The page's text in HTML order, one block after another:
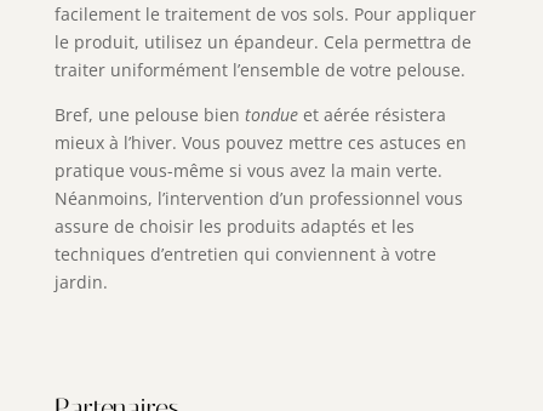
facilement le traitement de vos sols. Pour appliquer
le produit, utilisez un épandeur. Cela permettra de
traiter uniformément l’ensemble de votre pelouse.
Bref, une pelouse bien tondue et aérée résistera
mieux à l’hiver. Vous pouvez mettre ces astuces en
pratique vous-même si vous avez la main verte.
Néanmoins, l’intervention d’un professionnel vous
assure de choisir les produits adaptés et les
techniques d’entretien qui conviennent à votre
jardin.